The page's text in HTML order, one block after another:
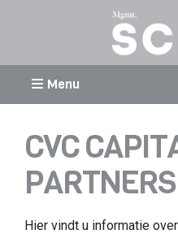
Menu
CVC
Hier vindt u informatie